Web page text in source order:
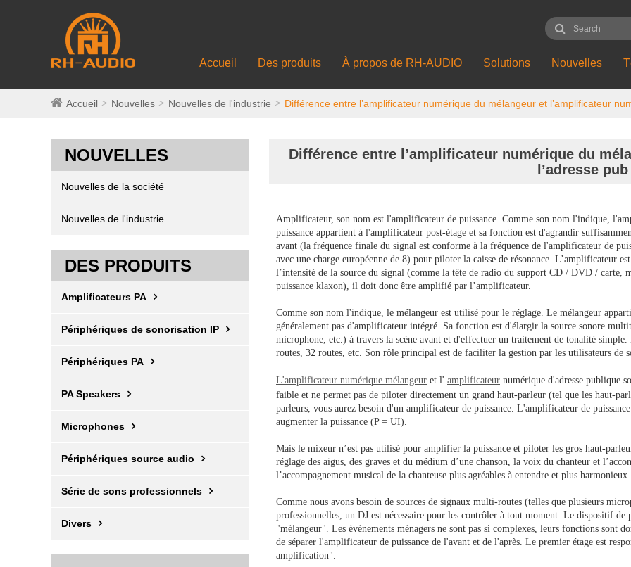
Accueil Des produits À propos de RH-AUDIO Solutions Nouvelles
Accueil Nouvelles Nouvelles de l'industrie Différence entre l’amplificateur numérique du mélangeur et l’amplificateur
NOUVELLES
Nouvelles de la société
Nouvelles de l'industrie
DES PRODUITS
Amplificateurs PA
Périphériques de sonorisation IP
Périphériques PA
PA Speakers
Microphones
Périphériques source audio
Série de sons professionnels
Divers
Différence entre l’amplificateur numérique du
l’adresse pub
Amplificateur, son nom est l'amplificateur de puissance. Comme son nom l'indique,
puissance appartient à l'amplificateur post-étage et sa fonction est d'agrandir
avant (la fréquence finale du signal est conforme à la fréquence de l'amplificateur de
avec une charge européenne de 8) pour piloter la caisse de résonance. L’amplificateur
l’intensité de la source du signal (comme la tête de radio du support CD / DVD /
puissance klaxon), il doit donc être amplifié par l’amplificateur.
Comme son nom l'indique, le mélangeur est utilisé pour le réglage. Le mélangeur
généralement pas d'amplificateur intégré. Sa fonction est d'élargir la source sonore
microphone, etc.) à travers la scène avant et d'effectuer un traitement de tonalité
routes, 32 routes, etc. Son rôle principal est de faciliter la gestion par les utilisateurs de
L'amplificateur numérique mélangeur et l' amplificateur numérique d'adresse publique
faible et ne permet pas de piloter directement un grand haut-parleur (tel que les haut-
parleurs, vous aurez besoin d'un amplificateur de puissance. L'amplificateur de
augmenter la puissance (P = UI).
Mais le mixeur n’est pas utilisé pour amplifier la puissance et piloter les gros haut-
réglage des aigus, des graves et du médium d’une chanson, la voix du chanteur et
l’accompagnement musical de la chanteuse plus agréables à entendre et plus harmonieux.
Comme nous avons besoin de sources de signaux multi-routes (telles que plusieurs
professionnelles, un DJ est nécessaire pour les contrôler à tout moment. Le dispositif
"mélangeur". Les événements ménagers ne sont pas si complexes, leurs fonctions sont
de séparer l'amplificateur de puissance de l'avant et de l'après. Le premier étage est
amplification".